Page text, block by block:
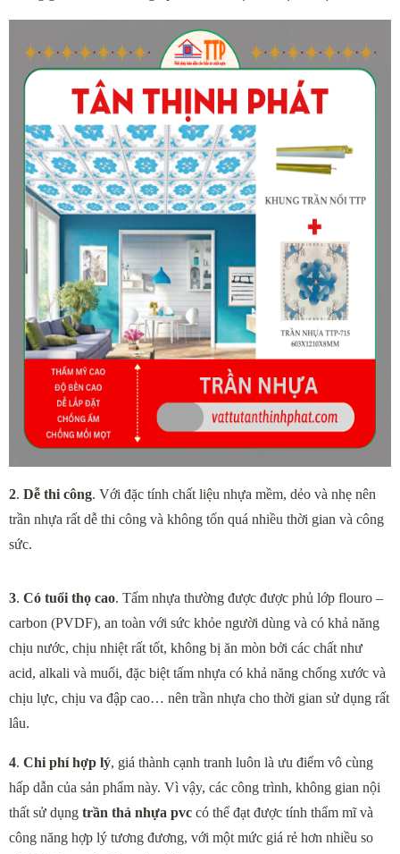
2. Dễ thi công. Với đặc tính chất liệu nhựa mềm, dẻo và nhẹ nên
trần nhựa rất dễ thi công và không tốn quá nhiều thời gian và công
sức.
3. Có tuổi thọ cao. Tấm nhựa thường được được phủ lớp flouro –
carbon (PVDF), an toàn với sức khỏe người dùng và có khả năng
chịu nước, chịu nhiệt rất tốt, không bị ăn mòn bởi các chất như
acid, alkali và muối, đặc biệt tấm nhựa có khả năng chống xước và
chịu lực, chịu va đập cao… nên trần nhựa cho thời gian sử dụng rất
lâu.
4. Chi phí hợp lý, giá thành cạnh tranh luôn là ưu điểm vô cùng
hấp dẫn của sản phẩm này. Vì vậy, các công trình, không gian nội
thất sử dụng trần thả nhựa pvc có thể đạt được tính thẩm mĩ và
công năng hợp lý tương đương, với một mức giá rẻ hơn nhiều so